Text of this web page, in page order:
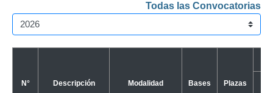
Todas las Convocatorias
N° Descripción Modalidad Bases Plazas